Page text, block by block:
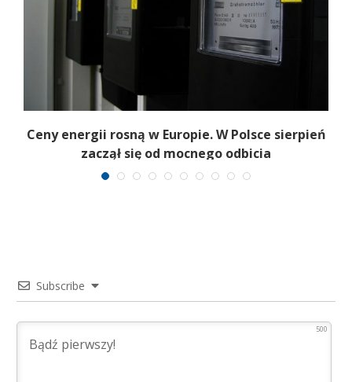
Ceny energii rosną w Europie. W Polsce sierpień
zaczął się od mocnego odbicia
Subscribe
500